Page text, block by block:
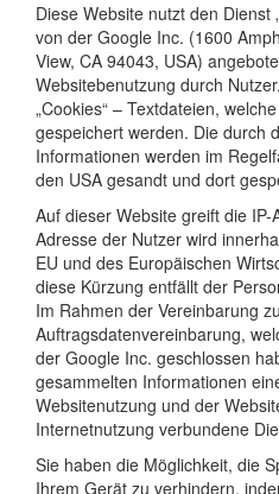
Diese Website nutzt den Dienst
von der Google Inc. (1600
View, CA 94043, USA)
Websitebenutzung durch
„Cookies“ – Textdateien,
gespeichert werden. Die durch
Informationen werden im
den USA gesandt und dort
Auf dieser Website greift die IP-
Adresse der Nutzer wird
EU und des Europäischen
diese Kürzung entfällt der
Im Rahmen der Vereinbarung
Auftragsdatenvereinbarung,
der Google Inc. geschlossen
gesammelten Informationen
Websitenutzung und der
Internetnutzung verbundene
Sie haben die Möglichkeit, die
Ihrem Gerät zu verhindern,